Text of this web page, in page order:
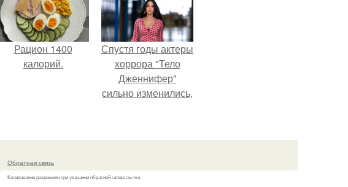
Рацион 1400
калорий.
Спустя годы актеры
хоррора "Тело
Дженнифер"
сильно изменились,
кумиров до
Обратная связь
Копирование разрешено при указании обратной гиперссылки.